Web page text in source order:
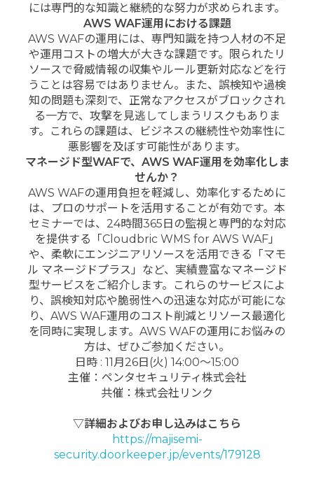
には専門的な知識と継続的な努力が求められます。
AWS WAF運用における課題
AWS WAFの運用には、専門知識を持つ人材の不足
や運用コストの増大が大きな課題です。限られたリ
ソースで脅威情報の収集やルール更新対応などを行
うことは容易ではありません。また、誤検知や過検
知の問題も深刻で、正常なアクセスがブロックされ
る一方で、攻撃を見逃してしまうリスクもありま
す。これらの課題は、ビジネスの継続性や効率性に
悪影響を及ぼす可能性があります。
マネージド型WAFで、AWS WAF運用を効率化しま
せんか？
AWS WAFの運用負担を軽減し、効率化するために
は、プロのサポートを活用することが有効です。本
セミナーでは、24時間365日の監視と専門的な対応
を提供する「Cloudbric WMS for AWS WAF」
や、柔軟にエンジニアリソースを活用できる「マモ
ル マネージドプラス」など、実績豊富なマネージド
型サービスをご紹介します。これらのサービスによ
り、誤検知対応や脆弱性への迅速な対応が可能にな
り、AWS WAF運用のコスト削減とリソース最適化
を同時に実現します。AWS WAFの運用にお悩みの
方は、ぜひご参加ください。
日時 : 11月26日(火) 14:00〜15:00
主催：ペンタセキュリティ株式会社
共催：株式会社リンク
▽詳細およびお申し込みはこちら
https://majisemi-
security.doorkeeper.jp/events/179128